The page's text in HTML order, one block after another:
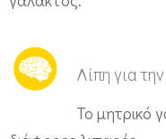
Ν
ε
Λίπη για
Το μητρικό